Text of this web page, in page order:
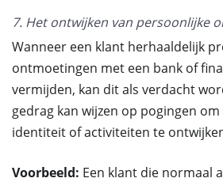
7. Het ontwijken van persoonlijke
Wanneer een klant herhaaldelijk
ontmoetingen met een bank of
vermijden, kan dit als verdacht
gedrag kan wijzen op pogingen
identiteit of activiteiten te
Voorbeeld: Een klant die normaal